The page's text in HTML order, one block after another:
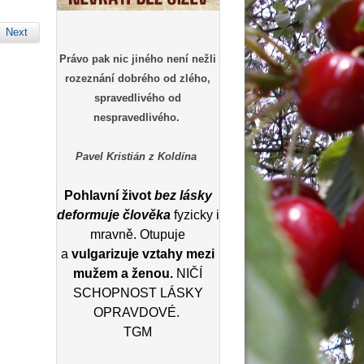
Next
Právo pak nic jiného není nežli
rozeznání dobrého od zlého,
spravedlivého od
nespravedlivého.
Pavel Kristián z Koldína
Pohlavní život bez lásky
deformuje člověkafyzicky i
mravně. Otupuje
avulgarizuje vztahy mezi
mužem a ženou. NIČÍ
SCHOPNOST LÁSKY
OPRAVDOVÉ.
TGM